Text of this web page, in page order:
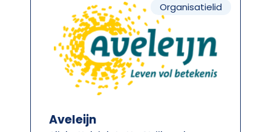
Organisatielid
Aveleijn